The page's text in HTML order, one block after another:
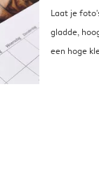
Laat je
gladde,
een hoge